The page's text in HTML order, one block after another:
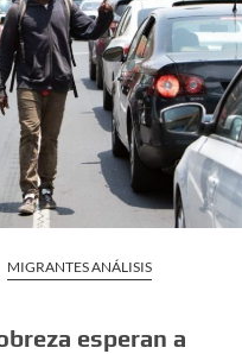
MIGRANTES ANÁLISIS
esperan a